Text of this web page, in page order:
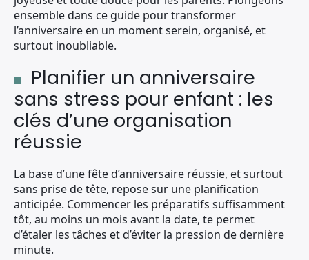
ensemble dans ce guide pour transformer
l’anniversaire en un moment serein, organisé, et
surtout inoubliable.
Planifier un anniversaire
sans stress pour enfant : les
clés d’une organisation
réussie
La base d’une fête d’anniversaire réussie, et surtout
sans prise de tête, repose sur une planification
anticipée. Commencer les préparatifs suffisamment
tôt, au moins un mois avant la date, te permet
d’étaler les tâches et d’éviter la pression de dernière
minute.